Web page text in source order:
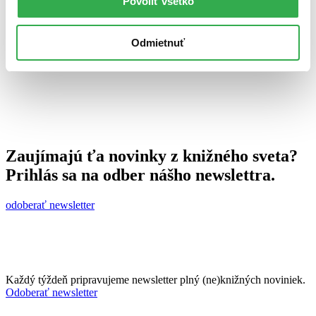
Odmietnuť
Zaujímajú ťa novinky z knižného sveta?
Prihlás sa na odber nášho newslettra.
odoberať newsletter
Každý týždeň pripravujeme newsletter plný (ne)knižných noviniek.
Odoberať newsletter